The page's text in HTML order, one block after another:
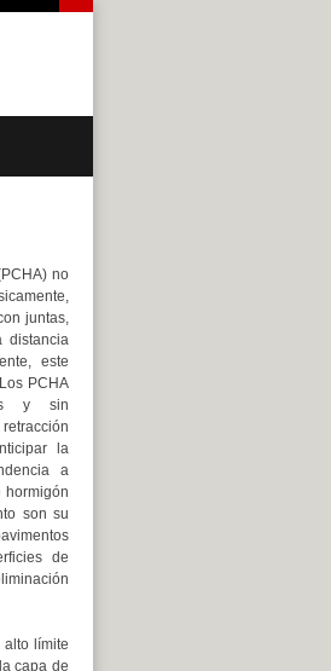
no
juntas,
distancia
este
PCHA
y sin
la
a
hormigón
son su
de
límite
capa de